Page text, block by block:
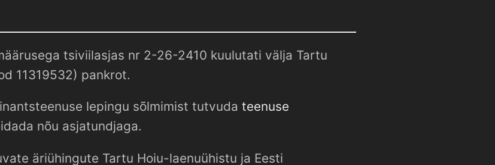
tsiviilasjas nr 2-26-2410 kuulutati välja Tartu
11319532) pankrot.
lepingu sõlmimist tutvuda teenuse
nõu asjatundjaga.
äriühingute Tartu Hoiu-laenuühistu ja Eesti